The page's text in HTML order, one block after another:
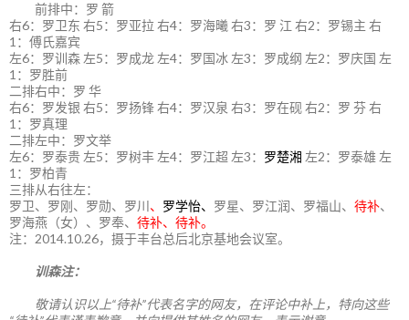
前排中：罗 箭
右6：罗卫东 右5：罗亚拉 右4：罗海曦 右3：罗 江 右2：罗锡主 右
1：傅氏嘉宾
左6：罗训森 左5：罗成龙 左4：罗国冰 左3：罗成纲 左2：罗庆国 左
1：罗胜前
二排右中：罗 华
右6：罗发银 右5：罗扬锋 右4：罗汉泉 右3：罗在砚 右2：罗 芬 右
1：罗真理
二排左中：罗文举
左6：罗泰贵 左5：罗树丰 左4：罗江超 左3： 罗楚湘 左2：罗泰雄 左
1：罗柏青
三排从右往左：
罗卫、罗刚、罗勋、罗川 、 罗学怡、 罗星、罗江润、罗福山、 待补、
罗海燕（女）、罗奉、 待补、待补。
注：2014.10.26，摄于丰台总后北京基地会议室。
训森注：
敬请认识以上“待补”代表名字的网友，在评论中补上，特向这些